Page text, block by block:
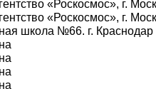
«Роскосмос», г.
«Роскосмос», г.
школа №66. г. Краснодар